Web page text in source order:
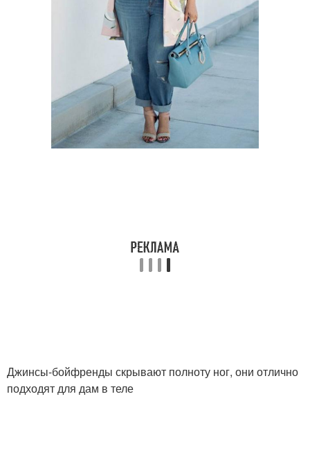
Джинсы-бойфренды скрывают полноту ног, они отлично
подходят для дам в теле